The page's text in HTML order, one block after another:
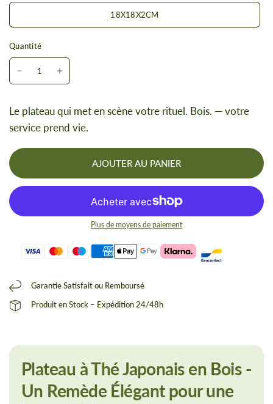
18X18X2CM
Quantité
Le plateau qui met en scène votre rituel. Bois. — votre
service prend vie.
AJOUTER AU PANIER
Plus de moyens de paiement
Garantie Satisfait ou Remboursé
Produit en Stock – Expédition 24/48h
Plateau à Thé Japonais en Bois -
Un Remède Élégant pour une